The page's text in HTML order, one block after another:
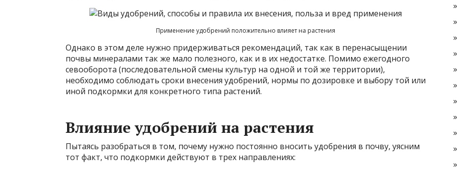
Применение удобрений положительно влияет на растения
Однако в этом деле нужно придерживаться рекомендаций, так как в перенасыщении
почвы минералами так же мало полезного, как и в их недостатке. Помимо ежегодного
севооборота (последовательной смены культур на одной и той же территории),
необходимо соблюдать сроки внесения удобрений, нормы по дозировке и выбору той или
иной подкормки для конкретного типа растений.
Влияние удобрений на растения
Пытаясь разобраться в том, почему нужно постоянно вносить удобрения в почву, уясним
тот факт, что подкормки действуют в трех направлениях: